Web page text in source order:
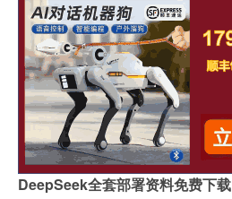
DeepSeek全套部署资料免费下载